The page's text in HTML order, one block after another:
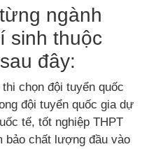
ngành
sinh thuộc
đây:
chọn đội tuyển quốc
đội tuyển quốc gia dự
tế, tốt nghiệp THPT
bảo chất lượng đầu vào